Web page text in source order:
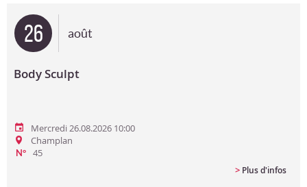
26 août
Body Sculpt
Mercredi 26.08.2026 10:00
Champlan
N°
45
> Plus d'infos